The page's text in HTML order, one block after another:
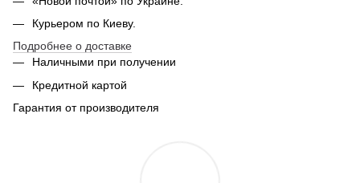
Курьером по Киеву.
Подробнее о доставке
Наличными при получении
Кредитной картой
Гарантия от производителя